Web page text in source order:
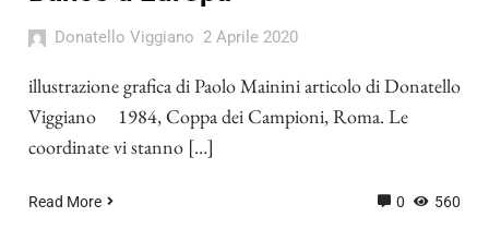
Donatello Viggiano 2 Aprile 2020
illustrazione grafica di Paolo Mainini articolo di Donatello
Viggiano 1984, Coppa dei Campioni, Roma. Le
coordinate vi stanno […]
Read More 0 560